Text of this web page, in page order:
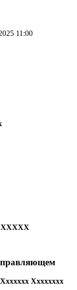
11:00
Xxxxxxxx